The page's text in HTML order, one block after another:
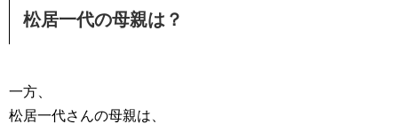
松居一代の母親は？
一方、
松居一代さんの母親は、